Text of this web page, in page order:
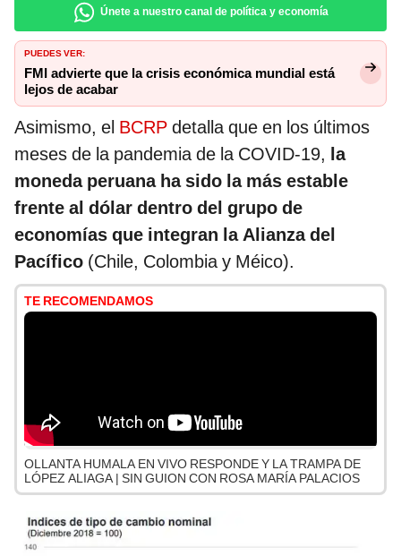
Únete a nuestro canal de política y economía
PUEDES VER:
FMI advierte que la crisis económica mundial está
lejos de acabar
Asimismo, el BCRP detalla que en los últimos
meses de la pandemia de la COVID-19, la
moneda peruana ha sido la más estable
frente al dólar dentro del grupo de
economías que integran la Alianza del
Pacífico (Chile, Colombia y Méico).
TE RECOMENDAMOS
OLLANTA HUMALA EN VIVO RESPONDE Y LA TRAMPA DE
LÓPEZ ALIAGA | SIN GUION CON ROSA MARÍA PALACIOS